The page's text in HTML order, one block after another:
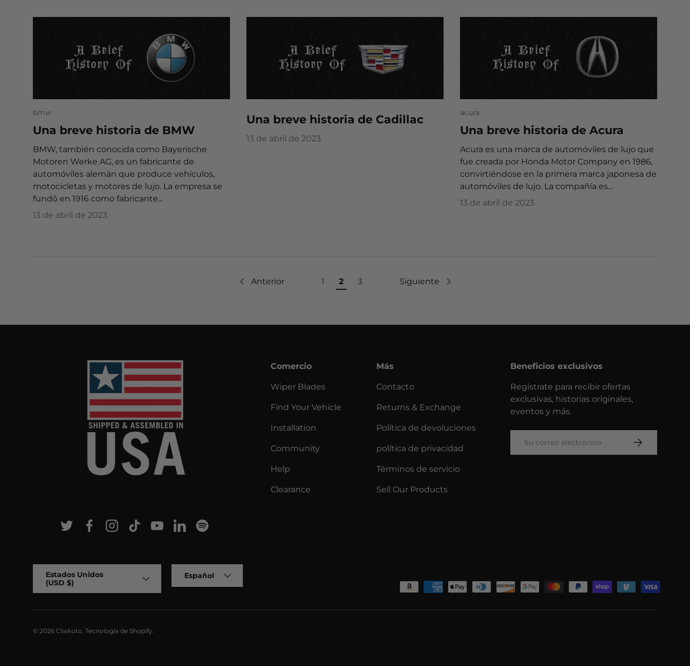
bmw
Una breve historia de BMW
BMW, también conocida como Bayerische
Motoren Werke AG, es un fabricante de
automóviles alemán que produce vehículos,
motocicletas y motores de lujo. La empresa se
fundó en 1916 como fabricante...
13 de abril de 2023
Una breve historia de Cadillac
13 de abril de 2023
acura
Una breve historia de Acura
Acura es una marca de automóviles de lujo que
fue creada por Honda Motor Company en 1986,
convirtiéndose en la primera marca japonesa de
automóviles de lujo. La compañía es...
13 de abril de 2023
Anterior 1 2 3 Siguiente
TwitterFacebookInstagram
TikTokYouTubeLinkedinSpotify
Comercio
Wiper Blades
Find Your Vehicle
Installation
Community
Help
Clearance
Más
Contacto
Returns & Exchange
Política de devoluciones
política de privacidad
Términos de servicio
Sell Our Products
Beneficios exclusivos
Regístrate para recibir ofertas
exclusivas, historias originales,
eventos y más.
SUSCRIBIRSE
Formas de pago aceptadas
País/Región
Estados Unidos
(USD $)
Español
© 2026 ClixAuto Tecnología de Shopify